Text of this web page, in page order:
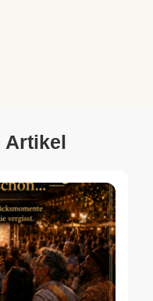
Artikel